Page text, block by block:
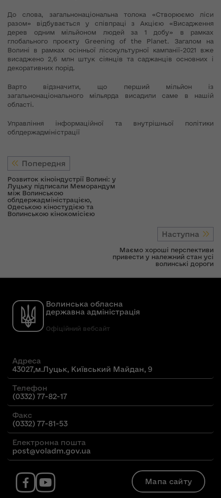
До слова, загальнонаціональна толока «Створюємо ліси
разом» відбувається у співпраці з Акцією «Висадження
дерев одним мільйоном людей за 1 добу» в рамках
глобального проєкту Greening of the Planet. Загалом на
Волині в рамках осінньої лісокультурної кампанії-2021 вже
висаджено 2,6 млн штук сіянців та саджанців основних і
декоративних порід.
Варто відзначити, що перший мільйон із
загальнонаціонального мільярда висадили саме в нашій
області.
Управління інформаційної та внутрішньої політики
облдержадміністрації
Попередня
Розвиток кіноіндустрії Волині: у
Луцьку підписали Меморандум
між Волинською
облдержадміністрацією,
Одеською кіностудією та
Волинською кінокомісією
Наступна
Маємо хороші перспективи
привести у належний стан усі
волинські дороги
Волинська обласна
державна адміністрація
Офіційний вебсайт
Адреса
43027,м.Луцьк, Київський Майдан, 9
Телефон
(0332) 77-82-17
Факс
(0332) 77-81-53
Електронна пошта
post@voladm.gov.ua
Мапа сайту